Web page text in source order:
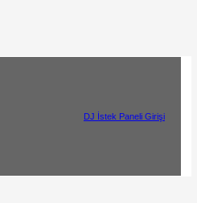
© 2017 DJ İstek Paneli Girişi